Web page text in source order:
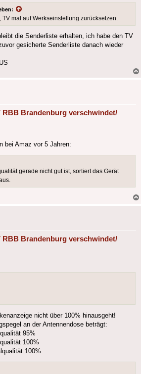
TV mal auf Werkseinstellung zurücksetzen.
die Senderliste erhalten, ich habe den TV
gesicherte Senderliste danach wieder
RBB Brandenburg verschwindet/
bei Amaz vor 5 Jahren:
gerade nicht gut ist, sortiert das Gerät
RBB Brandenburg verschwindet/
nicht über 100% hinausgeht!
an der Antennendose beträgt:
95%
100%
100%